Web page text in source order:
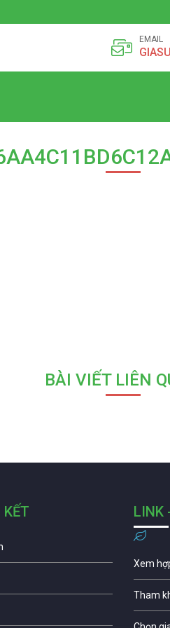
EMAIL
BÀI VIẾT LIÊN
KẾT LINK
Xem
Tham